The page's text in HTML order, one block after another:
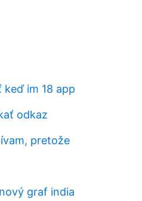
keď im 18 app
odkaz
pretože
graf india